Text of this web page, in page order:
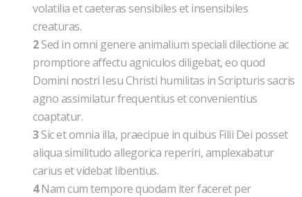
volatilia et caeteras sensibiles et insensibiles
creaturas.
2Sed in omni genere animalium speciali dilectione ac
promptiore affectu agniculos diligebat, eo quod
Domini nostri Iesu Christi humilitas in Scripturis sacris
agno assimilatur frequentius et convenientius
coaptatur.
3Sic et omnia illa, praecipue in quibus Filii Dei posset
aliqua similitudo allegorica reperiri, amplexabatur
carius et videbat libentius.
4Nam cum tempore quodam iter faceret per